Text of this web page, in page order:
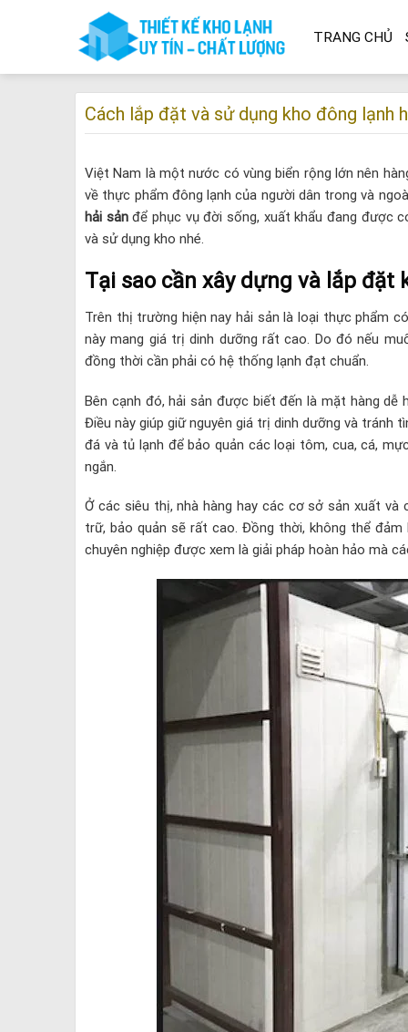
TRANG CHỦ
Cách lắp đặt và sử dụng kho đông lạnh
Việt Nam là một nước có vùng biển rộng lớn nên
về thực phẩm đông lạnh của người dân trong và
hải sảnđể phục vụ đời sống, xuất khẩu đang được
và sử dụng kho nhé.
Tại sao cần xây dựng và lắp đặt
Trên thị trường hiện nay hải sản là loại thực phẩm
này mang giá trị dinh dưỡng rất cao. Do đó nếu
đồng thời cần phải có hệ thống lạnh đạt chuẩn.
Bên cạnh đó, hải sản được biết đến là mặt hàng dễ
Điều này giúp giữ nguyên giá trị dinh dưỡng và tránh
đá và tủ lạnh để bảo quản các loại tôm, cua, cá,
ngắn.
Ở các siêu thị, nhà hàng hay các cơ sở sản xuất
trữ, bảo quản sẽ rất cao. Đồng thời, không thể
chuyên nghiệp được xem là giải pháp hoàn hảo mà